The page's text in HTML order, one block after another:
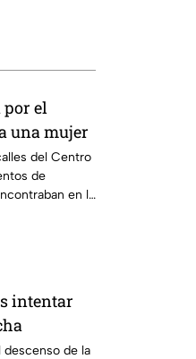
por el
una mujer
del Centro
de
en la
sobre la
intentar
descenso de la